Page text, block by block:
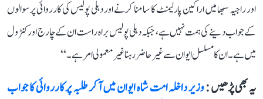
اور راجیہ سبھا میں اراکین پارلیمنٹ کا سامنا کرنے اور دہلی پولیس کی کارروائی پر سوالوں
کے جواب دینے کی ہمت نہیں ہے، جبکہ دہلی پولیس براہ راست ان کے چارج اور کنٹرول
میں ہے۔ ان کا مسلسل ایوان سے غیر حاضر رہنا غیر معمولی امر ہے۔‘‘
یہ بھی پڑھیں :وزیر داخلہ امت شاہ ایوان میں آ کر طلبہ پر کارروائی کا جواب